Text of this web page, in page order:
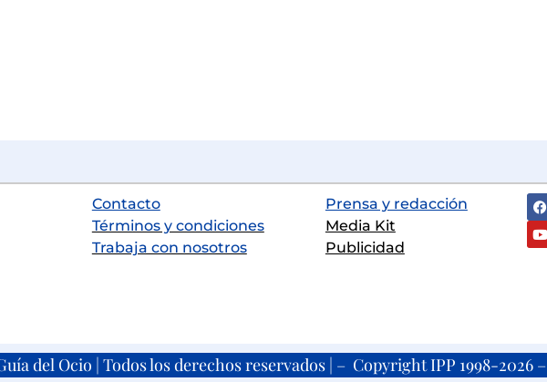
Contacto
Términos y condiciones
Trabaja con nosotros
Prensa y redacción
Media Kit
Publicidad
del Ocio | Todos los derechos reservados | – Copyright IPP 1998-2026